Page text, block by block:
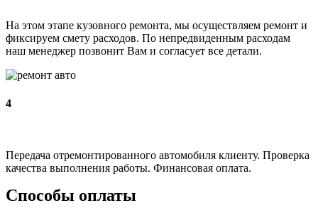
На этом этапе кузовного ремонта, мы осуществляем ремонт и
фиксируем смету расходов. По непредвиденным расходам
наш менеджер позвонит Вам и согласует все детали.
4
Передача отремонтированного автомобиля клиенту. Проверка
качества выполнения работы. Финансовая оплата.
Способы оплаты